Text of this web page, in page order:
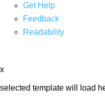
Get Help
Feedback
Readability
x
selected template will load